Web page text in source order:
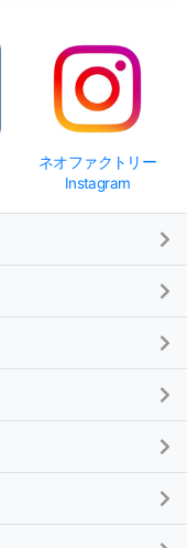
ネオファクトリー
Instagram